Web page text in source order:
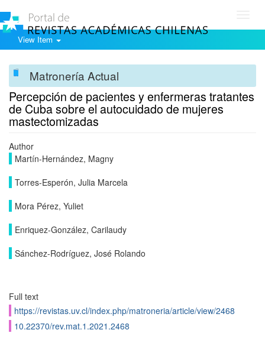
View Item
Matronería Actual
Percepción de pacientes y enfermeras tratantes
de Cuba sobre el autocuidado de mujeres
mastectomizadas
Author
Martín-Hernández, Magny
Torres-Esperón, Julia Marcela
Mora Pérez, Yuliet
Enriquez-González, Carilaudy
Sánchez-Rodríguez, José Rolando
Full text
https://revistas.uv.cl/index.php/matroneria/article/view/2468
10.22370/rev.mat.1.2021.2468